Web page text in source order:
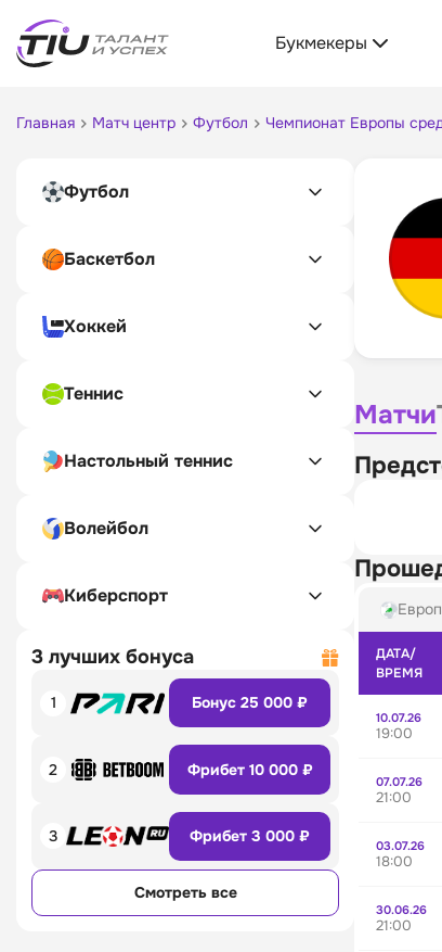
Букмекеры
Главная Матч центр Футбол Чемпионат Европы
Футбол
Баскетбол
Хоккей
Теннис
Настольный теннис
Волейбол
Киберспорт
3 лучших бонуса
1 Бонус 25 000 ₽
2 Фрибет 10 000 ₽
3 Фрибет 3 000 ₽
Смотреть все
Матчи
ДАТА/
ВРЕМЯ
10.07.26
19:00
07.07.26
21:00
03.07.26
18:00
30.06.26
21:00